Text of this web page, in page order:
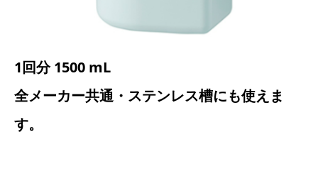
1回分 1500 mL
全メーカー共通・ステンレス槽にも使えま
す。